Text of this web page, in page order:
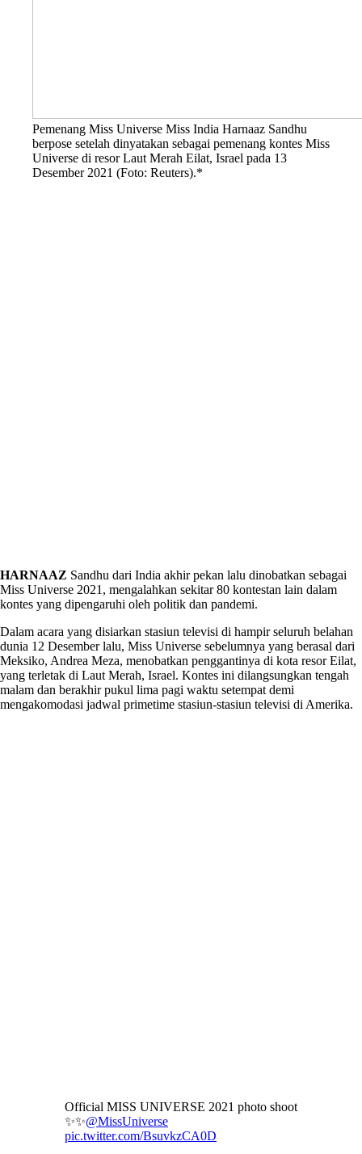
Pemenang Miss Universe Miss India Harnaaz Sandhu
berpose setelah dinyatakan sebagai pemenang kontes Miss
Universe di resor Laut Merah Eilat, Israel pada 13
Desember 2021 (Foto: Reuters).*
HARNAAZ Sandhu dari India akhir pekan lalu dinobatkan sebagai
Miss Universe 2021, mengalahkan sekitar 80 kontestan lain dalam
kontes yang dipengaruhi oleh politik dan pandemi.
Dalam acara yang disiarkan stasiun televisi di hampir seluruh belahan
dunia 12 Desember lalu, Miss Universe sebelumnya yang berasal dari
Meksiko, Andrea Meza, menobatkan penggantinya di kota resor Eilat,
yang terletak di Laut Merah, Israel. Kontes ini dilangsungkan tengah
malam dan berakhir pukul lima pagi waktu setempat demi
mengakomodasi jadwal primetime stasiun-stasiun televisi di Amerika.
Official MISS UNIVERSE 2021 photo shoot
✨✨@MissUniverse
pic.twitter.com/BsuvkzCA0D